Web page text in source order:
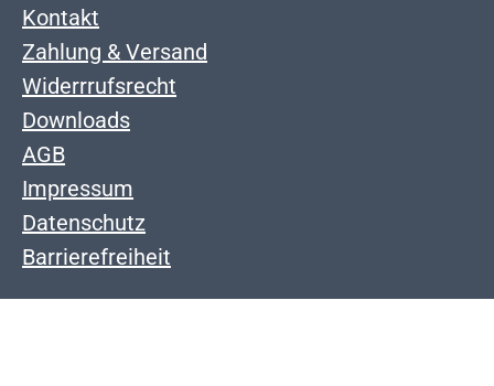
Kontakt
Zahlung & Versand
Widerrrufsrecht
Downloads
AGB
Impressum
Datenschutz
Barrierefreiheit